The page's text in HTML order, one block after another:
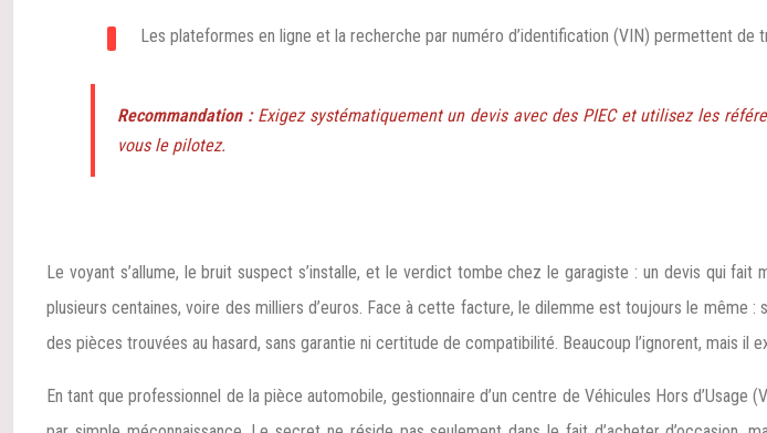
Les plateformes en ligne et la recherche par numéro d’identification (VIN) permettent
Recommandation :Exigez systématiquement un devis avec des PIEC et utilisez les
vous le pilotez.
Le voyant s’allume, le bruit suspect s’installe, et le verdict tombe chez le garagiste : un devis qui
plusieurs centaines, voire des milliers d’euros. Face à cette facture, le dilemme est toujours le même
des pièces trouvées au hasard, sans garantie ni certitude de compatibilité. Beaucoup l’ignorent, mais il
En tant que professionnel de la pièce automobile, gestionnaire d’un centre de Véhicules Hors